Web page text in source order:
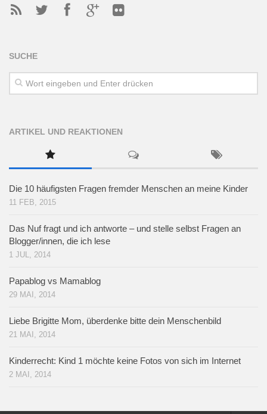
SUCHE
ARTIKEL UND REAKTIONEN
Die 10 häufigsten Fragen fremder Menschen an meine Kinder
11 FEB, 2015
Das Nuf fragt und ich antworte – und stelle selbst Fragen an
Blogger/innen, die ich lese
1 JUL, 2014
Papablog vs Mamablog
29 MAI, 2014
Liebe Brigitte Mom, überdenke bitte dein Menschenbild
21 MAI, 2014
Kinderrecht: Kind 1 möchte keine Fotos von sich im Internet
2 MAI, 2014